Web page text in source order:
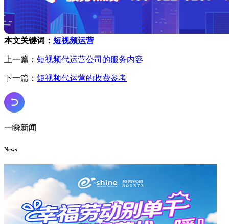
本文关键词： 短视频运营
上一篇： 短视频代运营公司的服务内容
下一篇： 短视频代运营的收费参考
一瞬新闻
News